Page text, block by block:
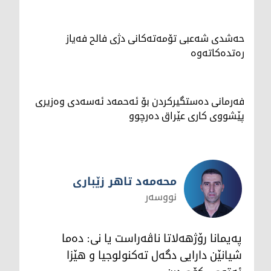
حەشدی شەعبی تۆمەتەکانی دژی فالح فەیاز
رەتدەکاتەوە
فەرمانی دەستگیرکردن بۆ ئەحمەد ئەسەدی وەزیری
پێشووی کاری عێراق دەرچوو
محەمەد تاهر زێبارى
محەمەد تاهر زێبارى
نووسەر
پەیمانا رۆژهەلاتا ناڤەراست یا نى: دەما
شیانێن دارایى دگەل تەکنولوجیا و هێزا